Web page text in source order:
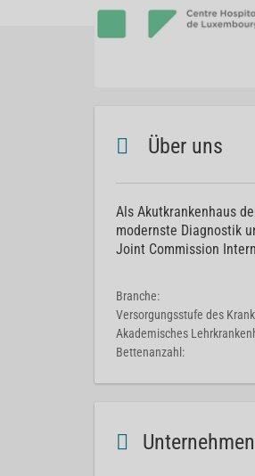
Über uns
Als Akutkrankenhaus
modernste Diagnostik
Joint Commission
Branche:
Versorgungsstufe des
Akademisches
Bettenanzahl: